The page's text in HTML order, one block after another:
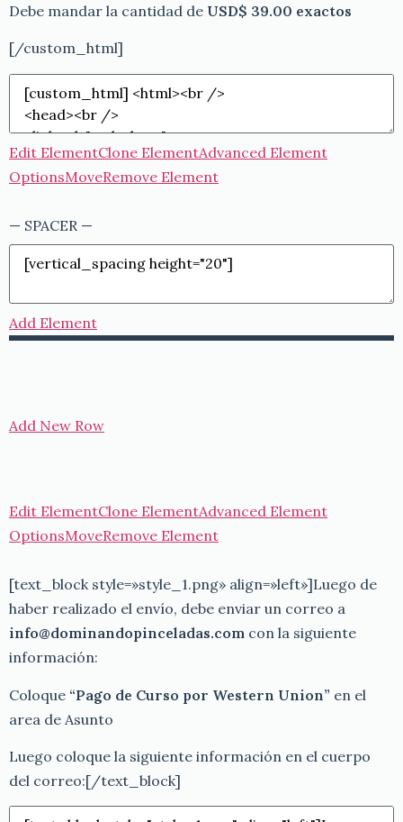
Debe mandar la cantidad de USD$ 39.00 exactos
[/custom_html]
Edit ElementClone ElementAdvanced Element
OptionsMoveRemove Element
— SPACER —
Add Element
Add New Row
Edit ElementClone ElementAdvanced Element
OptionsMoveRemove Element
[text_block style=»style_1.png» align=»left»]Luego de
haber realizado el envío, debe enviar un correo a
info@dominandopinceladas.com con la siguiente
información:
Coloque “Pago de Curso por Western Union” en el
area de Asunto
Luego coloque la siguiente información en el cuerpo
del correo:[/text_block]